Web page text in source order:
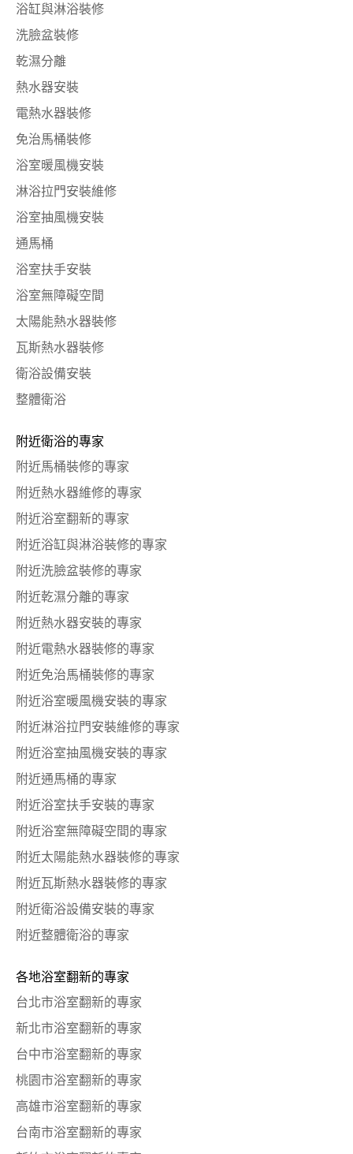
浴缸與淋浴裝修
洗臉盆裝修
乾濕分離
熱水器安裝
電熱水器裝修
免治馬桶裝修
浴室暖風機安裝
淋浴拉門安裝維修
浴室抽風機安裝
通馬桶
浴室扶手安裝
浴室無障礙空間
太陽能熱水器裝修
瓦斯熱水器裝修
衛浴設備安裝
整體衛浴
附近衛浴的專家
附近馬桶裝修的專家
附近熱水器維修的專家
附近浴室翻新的專家
附近浴缸與淋浴裝修的專家
附近洗臉盆裝修的專家
附近乾濕分離的專家
附近熱水器安裝的專家
附近電熱水器裝修的專家
附近免治馬桶裝修的專家
附近浴室暖風機安裝的專家
附近淋浴拉門安裝維修的專家
附近浴室抽風機安裝的專家
附近通馬桶的專家
附近浴室扶手安裝的專家
附近浴室無障礙空間的專家
附近太陽能熱水器裝修的專家
附近瓦斯熱水器裝修的專家
附近衛浴設備安裝的專家
附近整體衛浴的專家
各地浴室翻新的專家
台北市浴室翻新的專家
新北市浴室翻新的專家
台中市浴室翻新的專家
桃園市浴室翻新的專家
高雄市浴室翻新的專家
台南市浴室翻新的專家